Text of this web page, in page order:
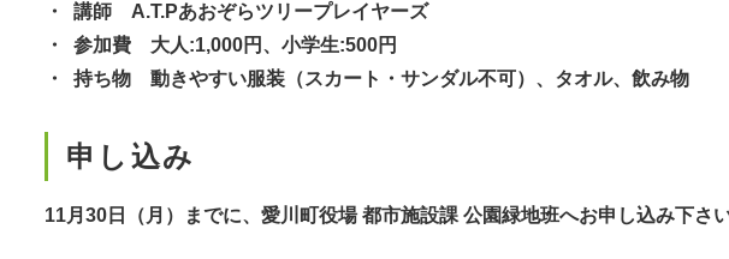
講師 A.T.Pあおぞらツリープレイヤーズ
参加費 大人:1,000円、小学生:500円
持ち物 動きやすい服装（スカート・サンダル不可）、タオル、飲み物
申し込み
11月30日（月）までに、愛川町役場 都市施設課 公園緑地班へお申し込み下さい